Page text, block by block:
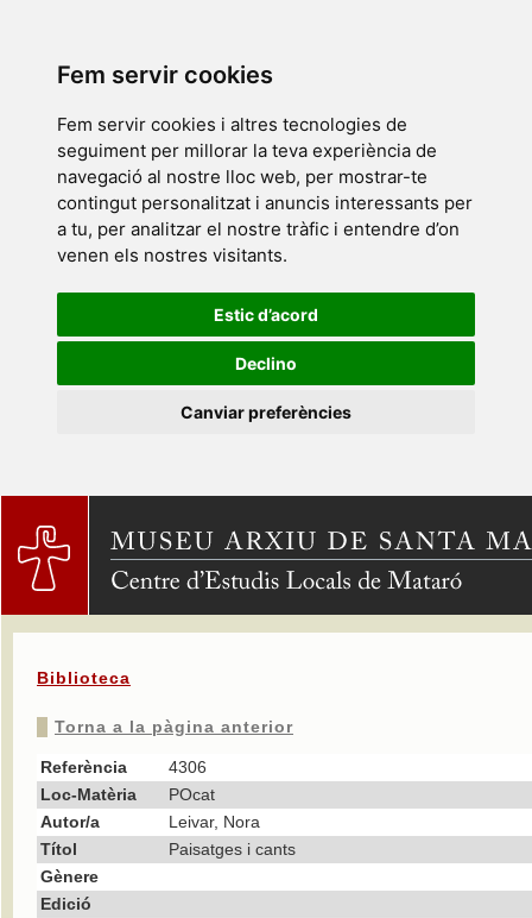
Fem servir cookies
Fem servir cookies i altres tecnologies de
seguiment per millorar la teva experiència de
navegació al nostre lloc web, per mostrar-te
contingut personalitzat i anuncis interessants per
a tu, per analitzar el nostre tràfic i entendre d’on
venen els nostres visitants.
Estic d’acord
Declino
Canviar preferències
Biblioteca
Torna a la pàgina anterior
Referència
4306
Loc-Matèria
POcat
Autor/a
Leivar, Nora
Títol
Paisatges i cants
Gènere
Edició